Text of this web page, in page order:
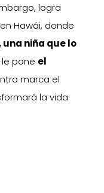
logra
Hawái, donde
niña que lo
pone el
marca el
la vida